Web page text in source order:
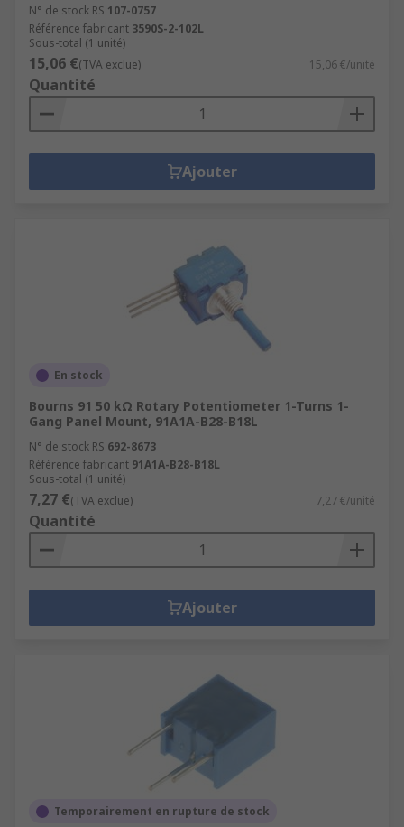
N° de stock RS 107-0757
Référence fabricant 3590S-2-102L
Sous-total (1 unité)
15,06 €(TVA exclue) 15,06 €/unité
Quantité
Ajouter
En stock
Bourns 91 50 kΩ Rotary Potentiometer 1-Turns 1-
Gang Panel Mount, 91A1A-B28-B18L
N° de stock RS 692-8673
Référence fabricant 91A1A-B28-B18L
Sous-total (1 unité)
7,27 €(TVA exclue) 7,27 €/unité
Quantité
Ajouter
Temporairement en rupture de stock